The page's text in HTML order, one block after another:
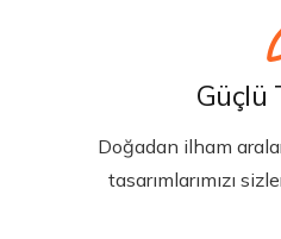
Güçlü
Doğadan ilham
tasarımlarımızı